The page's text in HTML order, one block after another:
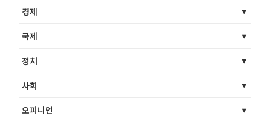
경제
국제
정치
사회
오피니언